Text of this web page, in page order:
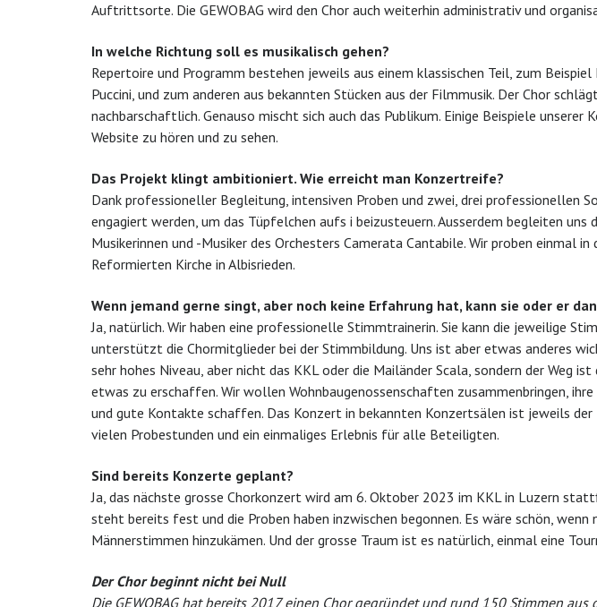
Auftrittsorte. Die GEWOBAG wird den Chor auch weiterhin administrativ und
In welche Richtung soll es musikalisch gehen?
Repertoire und Programm bestehen jeweils aus einem klassischen Teil, zum Beispiel
Puccini, und zum anderen aus bekannten Stücken aus der Filmmusik. Der Chor
nachbarschaftlich. Genauso mischt sich auch das Publikum. Einige Beispiele unserer
Website zu hören und zu sehen.
Das Projekt klingt ambitioniert. Wie erreicht man Konzertreife?
Dank professioneller Begleitung, intensiven Proben und zwei, drei professionellen
engagiert werden, um das Tüpfelchen aufs i beizusteuern. Ausserdem begleiten uns
Musikerinnen und -Musiker des Orchesters Camerata Cantabile. Wir proben einmal in
Reformierten Kirche in Albisrieden.
Wenn jemand gerne singt, aber noch keine Erfahrung hat, kann sie oder er
Ja, natürlich. Wir haben eine professionelle Stimmtrainerin. Sie kann die jeweilige
unterstützt die Chormitglieder bei der Stimmbildung. Uns ist aber etwas anderes
sehr hohes Niveau, aber nicht das KKL oder die Mailänder Scala, sondern der Weg
etwas zu erschaffen. Wir wollen Wohnbaugenossenschaften zusammenbringen,
und gute Kontakte schaffen. Das Konzert in bekannten Konzertsälen ist jeweils der
vielen Probestunden und ein einmaliges Erlebnis für alle Beteiligten.
Sind bereits Konzerte geplant?
Ja, das nächste grosse Chorkonzert wird am 6. Oktober 2023 im KKL in Luzern
steht bereits fest und die Proben haben inzwischen begonnen. Es wäre schön, wenn
Männerstimmen hinzukämen. Und der grosse Traum ist es natürlich, einmal eine
Der Chor beginnt nicht bei Null
Die GEWOBAG hat bereits 2017 einen Chor gegründet und rund 150 Stimmen aus